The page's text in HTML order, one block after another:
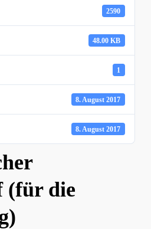
2590
48.00 KB
1
8. August 2017
8. August 2017
(für die